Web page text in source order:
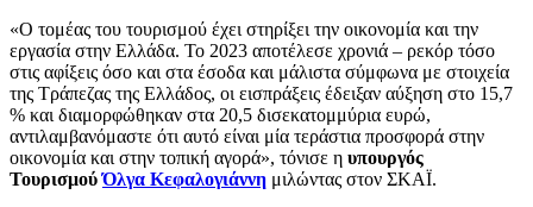
«Ο τομέας του τουρισμού έχει στηρίξει την οικονομία και την
εργασία στην Ελλάδα. Το 2023 αποτέλεσε χρονιά – ρεκόρ τόσο
στις αφίξεις όσο και στα έσοδα και μάλιστα σύμφωνα με στοιχεία
της Τράπεζας της Ελλάδος, οι εισπράξεις έδειξαν αύξηση στο 15,7
% και διαμορφώθηκαν στα 20,5 δισεκατομμύρια ευρώ,
αντιλαμβανόμαστε ότι αυτό είναι μία τεράστια προσφορά στην
οικονομία και στην τοπική αγορά», τόνισε η υπουργός
ΤουρισμούΌλγα Κεφαλογιάννη μιλώντας στον ΣΚΑΪ.